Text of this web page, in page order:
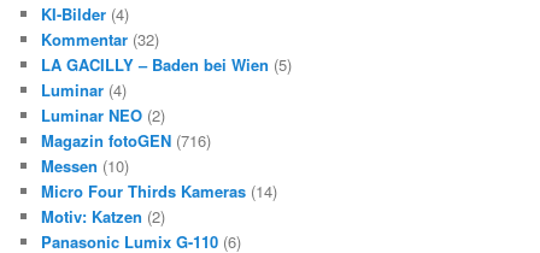
KI-Bilder (4)
Kommentar (32)
LA GACILLY – Baden bei Wien (5)
Luminar (4)
Luminar NEO (2)
Magazin fotoGEN (716)
Messen (10)
Micro Four Thirds Kameras (14)
Motiv: Katzen (2)
Panasonic Lumix G-110 (6)